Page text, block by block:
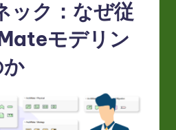
ック：なぜ従
モデリン